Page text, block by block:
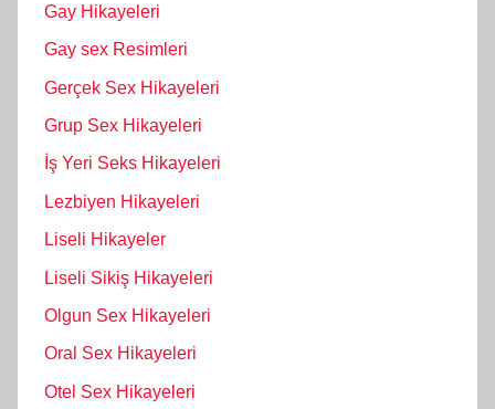
Gay Hikayeleri
Gay sex Resimleri
Gerçek Sex Hikayeleri
Grup Sex Hikayeleri
İş Yeri Seks Hikayeleri
Lezbiyen Hikayeleri
Liseli Hikayeler
Liseli Sikiş Hikayeleri
Olgun Sex Hikayeleri
Oral Sex Hikayeleri
Otel Sex Hikayeleri